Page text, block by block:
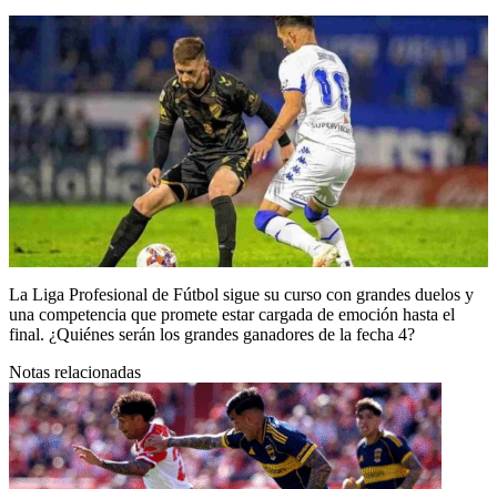
La Liga Profesional de Fútbol sigue su curso con grandes duelos y
una competencia que promete estar cargada de emoción hasta el
final. ¿Quiénes serán los grandes ganadores de la fecha 4?
Notas relacionadas